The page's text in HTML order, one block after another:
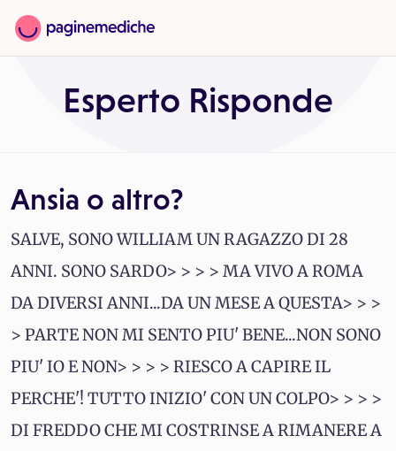
Esperto Risponde
Ansia o altro?
SALVE, SONO WILLIAM UN RAGAZZO DI 28
ANNI. SONO SARDO> > > > MA VIVO A ROMA
DA DIVERSI ANNI...DA UN MESE A QUESTA> > >
> PARTE NON MI SENTO PIU' BENE...NON SONO
PIU' IO E NON> > > > RIESCO A CAPIRE IL
PERCHE'! TUTTO INIZIO' CON UN COLPO> > > >
DI FREDDO CHE MI COSTRINSE A RIMANERE A